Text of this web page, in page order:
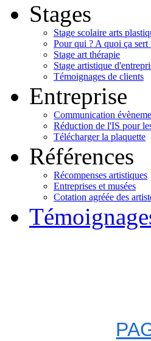
Stages
Stage scolaire arts
Pour qui ? A quoi ça sert
Stage art thérapie
Stage artistique
Témoignages de clients
Entreprise
Communication
Réduction de l'IS pour
Télécharger la plaquette
Références
Récompenses artistiques
Entreprises et musées
Cotation agréée des